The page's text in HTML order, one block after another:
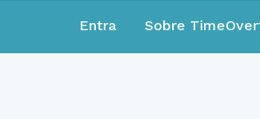
Entra Sobre